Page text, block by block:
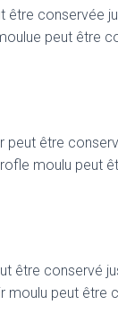
être conservée
peut être
être
moulu peut
être conservé
moulu peut être